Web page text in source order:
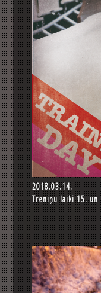
2018.03.14.
Treniņu laiki 15. un